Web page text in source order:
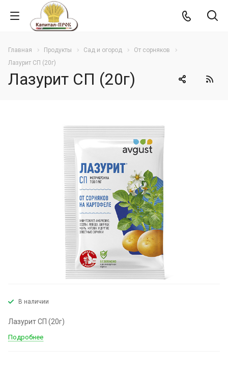
Главная Продукты Сад и огород
От сорняков
Лазурит СП (20г)
Лазурит СП (20г)
В наличии
Лазурит СП (20г)
Подробнее